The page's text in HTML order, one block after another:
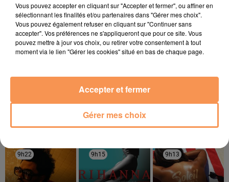
3 juin 2026
Quels artistes aimeriez vous voir en concert ? A Pau
ou à Tarbes ?
9h22
9h22 9h15
9h15 9h13
9h13
Vous pouvez accepter en cliquant sur "Accepter et fermer", ou affiner en
sélectionnant les finalités et/ou partenaires dans "Gérer mes choix".
Vous pouvez également refuser en cliquant sur "Continuer sans
accepter". Vos préférences ne s'appliqueront que pour ce site. Vous
pouvez mettre à jour vos choix, ou retirer votre consentement à tout
moment via le lien "Gérer les cookies" situé en bas de chaque page.
Gérer mes choix
Accepter et fermer